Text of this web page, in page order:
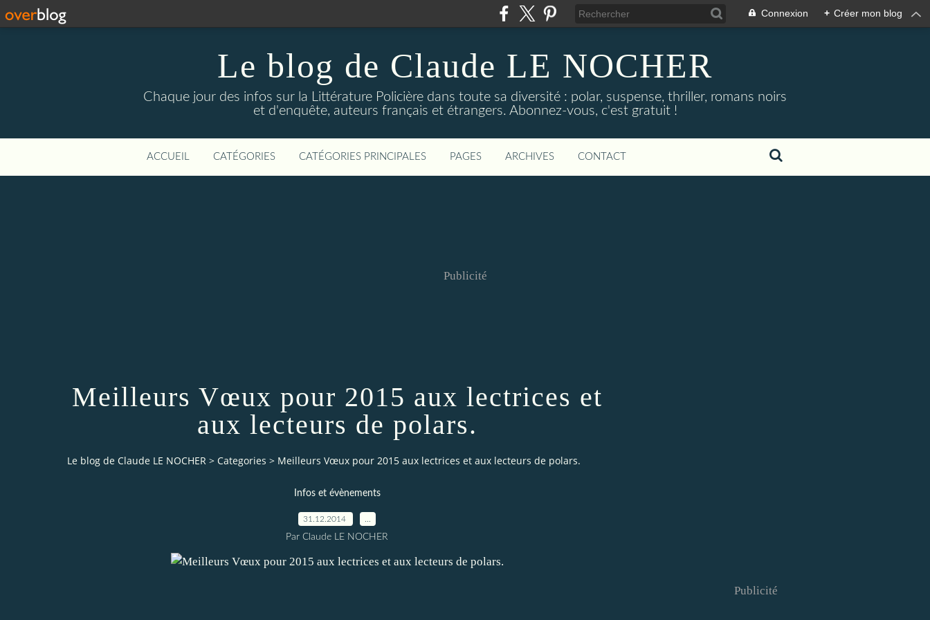
Connexion + Créer mon blog
Le blog de Claude LE NOCHER
Chaque jour des infos sur la Littérature Policière dans toute sa diversité : polar, suspense, thriller, romans noirs
et d'enquête, auteurs français et étrangers. Abonnez-vous, c'est gratuit !
ACCUEIL CATÉGORIES CATÉGORIES PRINCIPALES PAGES ARCHIVES CONTACT
Publicité
Meilleurs Vœux pour 2015 aux lectrices et
aux lecteurs de polars.
Le blog de Claude LE NOCHER > Categories > Meilleurs Vœux pour 2015 aux lectrices et aux lecteurs de polars.
Infos et évènements
31.12.2014
Par Claude LE NOCHER
Publicité